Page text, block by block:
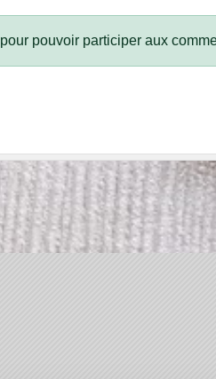
pour pouvoir participer aux